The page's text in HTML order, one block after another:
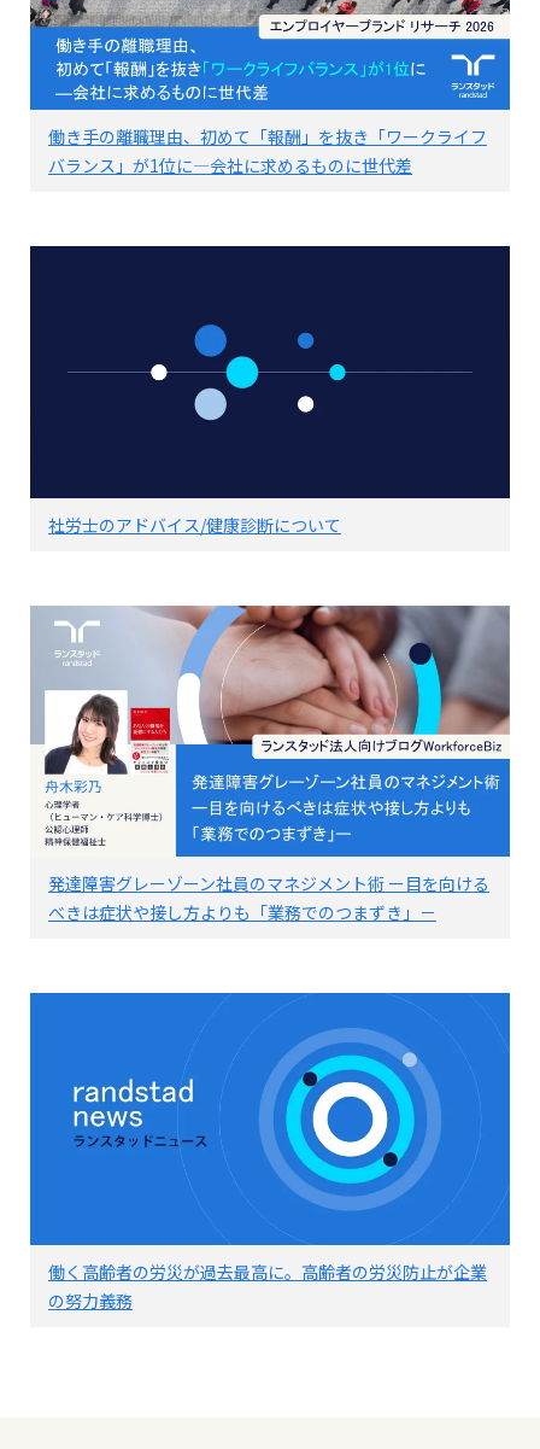
働き手の離職理由、初めて「報酬」を抜き「ワークライフ
バランス」が1位に―会社に求めるものに世代差
社労士のアドバイス/健康診断について
発達障害グレーゾーン社員のマネジメント術 ー目を向ける
べきは症状や接し方よりも「業務でのつまずき」－
働く高齢者の労災が過去最高に。高齢者の労災防止が企業
の努力義務